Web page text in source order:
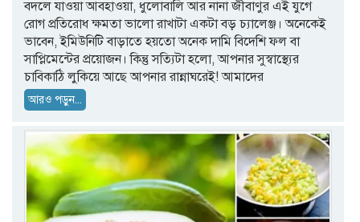
বদলে যাওয়া আবহাওয়া, ধুলোবালি আর নানা জীবাণুর এই যুগে
রোগ প্রতিরোধ ক্ষমতা ভালো রাখাটা একটা বড় চ্যালেঞ্জ। অনেকেই
ভাবেন, ইমিউনিটি বাড়াতে হয়তো অনেক দামি বিদেশি ফল বা
সাপ্লিমেন্টের প্রয়োজন। কিন্তু সত্যিটা হলো, আপনার সুস্বাস্থ্যের
চাবিকাঠি লুকিয়ে আছে আপনার রান্নাঘরেই! আমাদের
আরও পড়ুন...